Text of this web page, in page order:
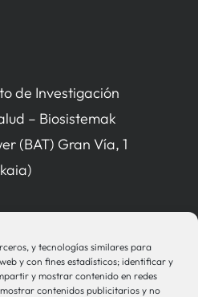
y tecnologías similares para
y con fines estadísticos; identificar y
y mostrar contenido en redes
contenidos publicitarios y no
de Investigación
– Biosistemak
(BAT) Gran Vía, 1
sistemak.eus